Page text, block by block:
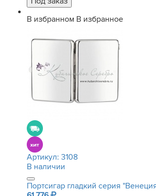
В избранном В избранное
Артикул: 3108
В наличии
Портсигар гладкий серия